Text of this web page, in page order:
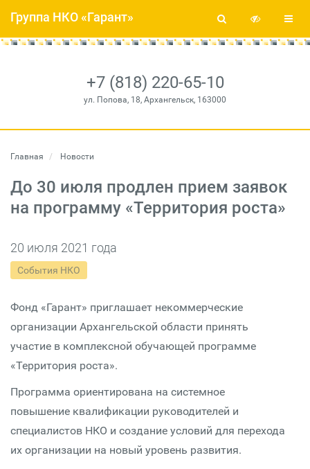
+7 (818) 220-65-10
ул. Попова, 18, Архангельск, 163000
Группа НКО «Гарант»
Главная Новости
До 30 июля продлен прием заявок
на программу «Территория роста»
20 июля 2021 года
События НКО
Фонд «Гарант» приглашает некоммерческие
организации Архангельской области принять
участие в комплексной обучающей программе
«Территория роста».
Программа ориентирована на системное
повышение квалификации руководителей и
специалистов НКО и создание условий для перехода
их организации на новый уровень развития.